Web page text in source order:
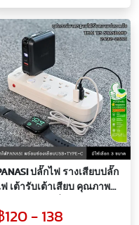
ปลั๊กไฟ รางเสียบปลั๊ก
ฟ เต้ารับเต้าเสียบ คุณภาพ
220V 10A สายไฟยาว
120 - 138